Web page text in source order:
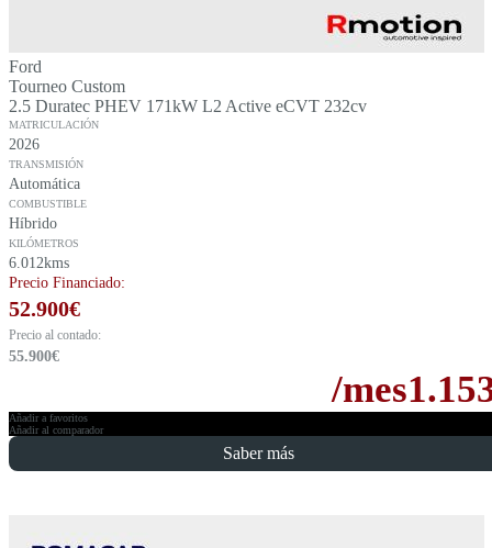
Ford
Tourneo Custom
2.5 Duratec PHEV 171kW L2 Active eCVT 232cv
MATRICULACIÓN
2026
TRANSMISIÓN
Automática
COMBUSTIBLE
Híbrido
KILÓMETROS
6.012kms
Precio Financiado:
52.900€
Precio al contado:
55.900€
/mes
Añadir a favoritos
Añadir al comparador
Saber más